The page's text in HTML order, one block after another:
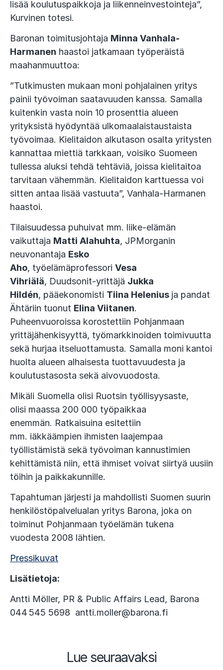
lisää koulutuspaikkoja ja liikenneinvestointeja”,
Kurvinen totesi.
Baronan toimitusjohtaja Minna Vanhala-
Harmanen haastoi jatkamaan työperäistä
maahanmuuttoa:
”Tutkimusten mukaan moni pohjalainen yritys
painii työvoiman saatavuuden kanssa. Samalla
kuitenkin vasta noin 10 prosenttia alueen
yrityksistä hyödyntää ulkomaalaistaustaista
työvoimaa. Kielitaidon alkutason osalta yritysten
kannattaa miettiä tarkkaan, voisiko Suomeen
tullessa aluksi tehdä tehtäviä, joissa kielitaitoa
tarvitaan vähemmän. Kielitaidon karttuessa voi
sitten antaa lisää vastuuta”, Vanhala-Harmanen
haastoi.
Tilaisuudessa puhuivat mm. liike-elämän
vaikuttaja Matti Alahuhta, JPMorganin
neuvonantaja Esko
Aho, työelämäprofessori Vesa
Vihriälä, Duudsonit-yrittäjä Jukka
Hildén, pääekonomisti Tiina Helenius ja pandat
Ähtäriin tuonut Elina Viitanen.
Puheenvuoroissa korostettiin Pohjanmaan
yrittäjähenkisyyttä, työmarkkinoiden toimivuutta
sekä hurjaa itseluottamusta. Samalla moni kantoi
huolta alueen alhaisesta tuottavuudesta ja
koulutustasosta sekä aivovuodosta.
Mikäli Suomella olisi Ruotsin työllisyysaste,
olisi maassa 200 000 työpaikkaa
enemmän. Ratkaisuina esitettiin
mm. iäkkäämpien ihmisten laajempaa
työllistämistä sekä työvoiman kannustimien
kehittämistä niin, että ihmiset voivat siirtyä uusiin
töihin ja paikkakunnille.
Tapahtuman järjesti ja mahdollisti Suomen suurin
henkilöstöpalvelualan yritys Barona, joka on
toiminut Pohjanmaan työelämän tukena
vuodesta 2008 lähtien.
Pressikuvat
Lisätietoja:
Antti Möller, PR & Public Affairs Lead, Barona
044 545 5698 antti.moller@barona.fi
Lue seuraavaksi